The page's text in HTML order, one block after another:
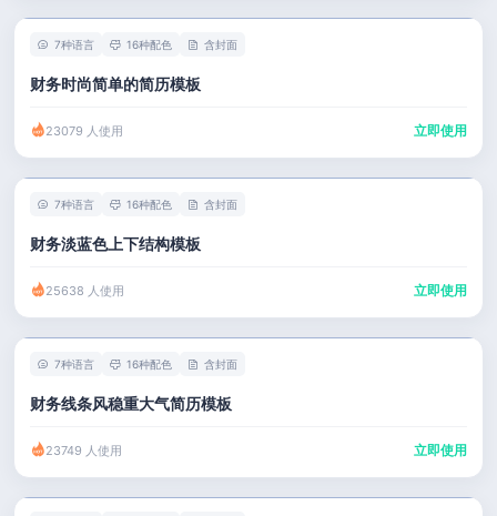
7种语言 16种配色 含封面
财务时尚简单的简历模板
23079 人使用 立即使用
7种语言 16种配色 含封面
财务淡蓝色上下结构模板
25638 人使用 立即使用
7种语言 16种配色 含封面
财务线条风稳重大气简历模板
23749 人使用 立即使用